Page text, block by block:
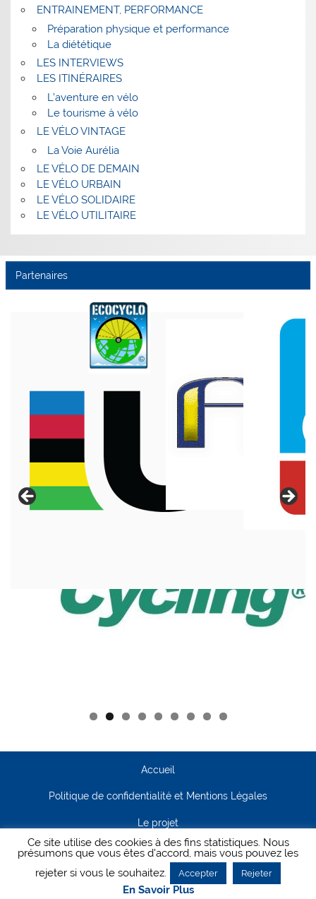
ENTRAINEMENT, PERFORMANCE
Préparation physique et performance
La diététique
LES INTERVIEWS
LES ITINÉRAIRES
L’aventure en vélo
Le tourisme à vélo
LE VÉLO VINTAGE
La Voie Aurélia
LE VÉLO DE DEMAIN
LE VÉLO URBAIN
LE VÉLO SOLIDAIRE
LE VÉLO UTILITAIRE
Partenaires
Accueil
Politique de confidentialité et Mentions Légales
Le projet
Contact
- Pour Cyclisme Pour Tous
Ce site utilise des cookies à des fins statistiques. Nous
présumons que vous êtes d'accord, mais vous pouvez les
rejeter si vous le souhaitez.
Accepter Rejeter
En Savoir Plus